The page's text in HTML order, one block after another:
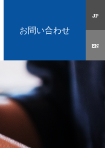
お問い合わせ
JP
EN